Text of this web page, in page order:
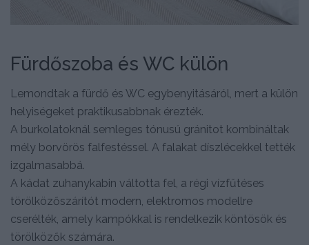
Fürdőszoba és WC külön
Lemondtak a fürdő és WC egybenyitásáról, mert a külön
helyiségeket praktikusabbnak érezték.
A burkolatoknál semleges tónusú gránitot kombináltak
mély borvörös falfestéssel. A falakat díszlécekkel tették
izgalmasabbá.
A kádat zuhanykabin váltotta fel, a régi vízfűtéses
törölközőszárítót modern, elektromos modellre
cserélték, amely kampókkal is rendelkezik köntösök és
törölközők számára.